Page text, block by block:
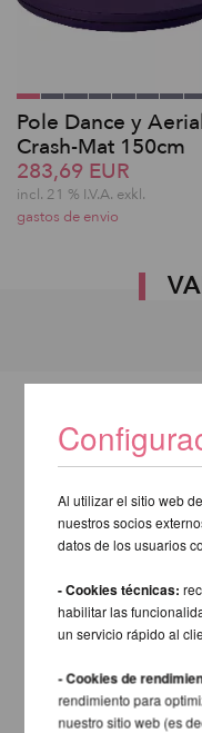
Pole Dance y
Crash-Mat 150cm
283,69 EUR
incl. 21 % I.V.A. exkl.
gastos de envio
Al utilizar el sitio web
nuestros socios
datos de los usuarios
- Cookies técnicas:
habilitar las
un servicio rápido al
- Cookies de
rendimiento para
nuestro sitio web (es